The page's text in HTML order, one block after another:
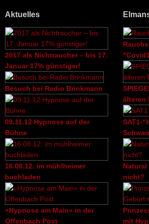
Elmans Hypnose-Blog
Aktuelles
2017 als Nichtraucher – bis 17.
Januar 17% günstiger!
Besuch bei Radio Brinkmann
09.11.12 Hypnose auf der
Bühne
16.08.12. im mühlheimer
buchladen
»Hypnose am Main« in der
Offenbach Post
älteren
SAT1-
nicht?
mit